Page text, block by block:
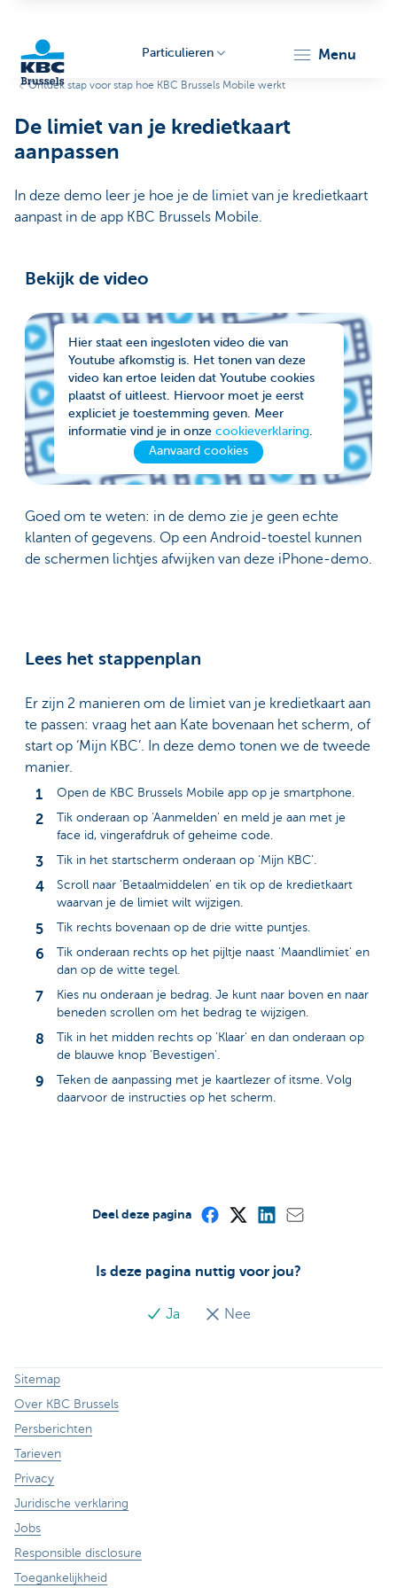
Particulieren menu
Ontdek stap voor stap hoe KBC Brussels Mobile werkt
De limiet van je kredietkaart
aanpassen
In deze demo leer je hoe je de limiet van je kredietkaart
aanpast in de app KBC Brussels Mobile.
Bekijk de video
Hier staat een ingesloten video die van
Youtube afkomstig is. Het tonen van deze
video kan ertoe leiden dat Youtube cookies
plaatst of uitleest. Hiervoor moet je eerst
expliciet je toestemming geven. Meer
informatie vind je in onze cookieverklaring.
Aanvaard cookies
Goed om te weten: in de demo zie je geen echte
klanten of gegevens. Op een Android-toestel kunnen
de schermen lichtjes afwijken van deze iPhone-demo.
Lees het stappenplan
Er zijn 2 manieren om de limiet van je kredietkaart aan
te passen: vraag het aan Kate bovenaan het scherm, of
start op ‘Mijn KBC’. In deze demo tonen we de tweede
manier.
Open de KBC Brussels Mobile app op je smartphone.
Tik onderaan op ‘Aanmelden’ en meld je aan met je
face id, vingerafdruk of geheime code.
Tik in het startscherm onderaan op ‘Mijn KBC’.
Scroll naar 'Betaalmiddelen' en tik op de kredietkaart
waarvan je de limiet wilt wijzigen.
Tik rechts bovenaan op de drie witte puntjes.
Tik onderaan rechts op het pijltje naast 'Maandlimiet' en
dan op de witte tegel.
Kies nu onderaan je bedrag. Je kunt naar boven en naar
beneden scrollen om het bedrag te wijzigen.
Tik in het midden rechts op 'Klaar' en dan onderaan op
de blauwe knop 'Bevestigen'.
Teken de aanpassing met je kaartlezer of itsme. Volg
daarvoor de instructies op het scherm.
Is deze pagina nuttig voor jou?
Ja Nee
Deel deze pagina
Sitemap
Over KBC Brussels
Persberichten
Tarieven
Privacy
Juridische verklaring
Jobs
Responsible disclosure
Toegankelijkheid